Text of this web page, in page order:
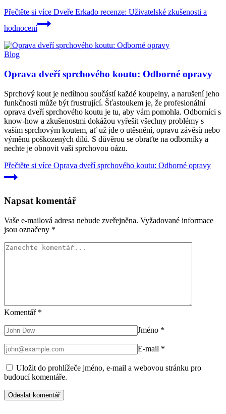
Přečtěte si více Dveře Erkado recenze: Uživatelské zkušenosti a
hodnocení
Blog
Oprava dveří sprchového koutu: Odborné opravy
Sprchový kout je nedílnou součástí každé koupelny, a narušení jeho
funkčnosti může být frustrující. Šťastoukem je, že profesionální
oprava dveří sprchového koutu je tu, aby vám pomohla. Odborníci s
know-how a zkušenostmi dokážou vyřešit všechny problémy s
vaším sprchovým koutem, ať už jde o utěsnění, opravu závěsů nebo
výměnu poškozených dílů. S důvěrou se obraťte na odborníky a
nechte je obnovit vaši sprchovou oázu.
Přečtěte si více Oprava dveří sprchového koutu: Odborné opravy
Napsat komentář
Vaše e-mailová adresa nebude zveřejněna. Vyžadované informace
jsou označeny *
Komentář *
Jméno *
E-mail *
Uložit do prohlížeče jméno, e-mail a webovou stránku pro
budoucí komentáře.